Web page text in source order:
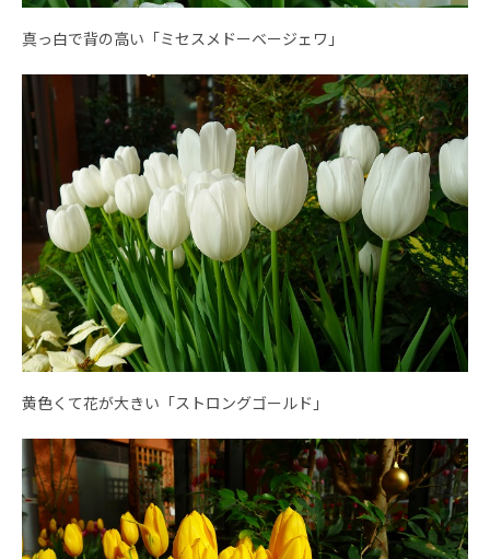
真っ白で背の高い「ミセスメドーベージェワ」
黄色くて花が大きい「ストロングゴールド」